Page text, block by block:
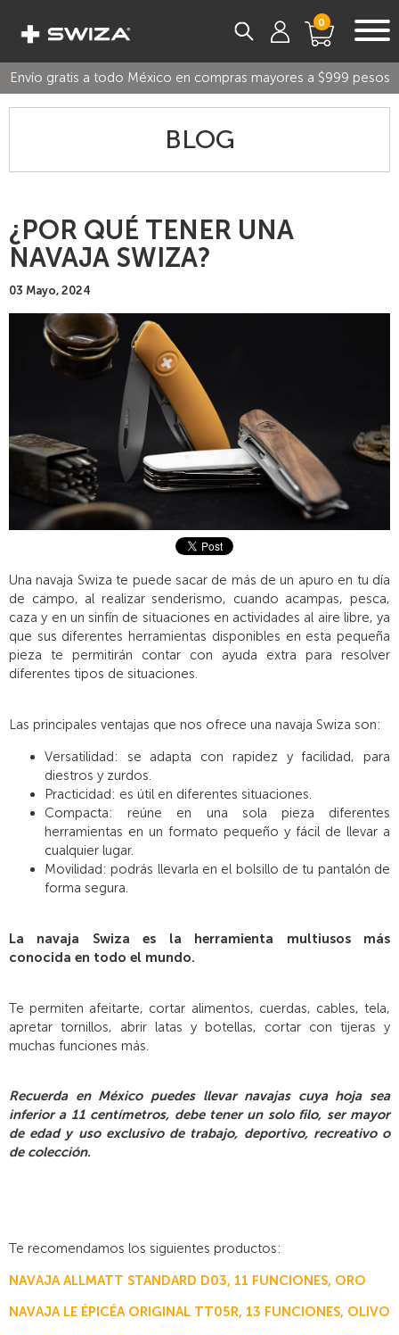
0
Envío gratis a todo México en compras mayores a $999 pesos
BLOG
¿POR QUÉ TENER UNA
NAVAJA SWIZA?
03 Mayo, 2024
Una navaja Swiza te puede sacar de más de un apuro en tu día
de campo, al realizar senderismo, cuando acampas, pesca,
caza y en un sinfín de situaciones en actividades al aire libre, ya
que sus diferentes herramientas disponibles en esta pequeña
pieza te permitirán contar con ayuda extra para resolver
diferentes tipos de situaciones.
Las principales ventajas que nos ofrece una navaja Swiza son:
Versatilidad: se adapta con rapidez y facilidad, para
diestros y zurdos.
Practicidad: es útil en diferentes situaciones.
Compacta: reúne en una sola pieza diferentes
herramientas en un formato pequeño y fácil de llevar a
cualquier lugar.
Movilidad: podrás llevarla en el bolsillo de tu pantalón de
forma segura.
La navaja Swiza es la herramienta multiusos más
conocida en todo el mundo.
Te permiten afeitarte, cortar alimentos, cuerdas, cables, tela,
apretar tornillos, abrir latas y botellas, cortar con tijeras y
muchas funciones más.
Recuerda en México puedes llevar navajas cuya hoja sea
inferior a 11 centímetros, debe tener un solo filo, ser mayor
de edad y uso exclusivo de trabajo, deportivo, recreativo o
de colección.
Te recomendamos los siguientes productos:
NAVAJA ALLMATT STANDARD D03, 11 FUNCIONES, ORO
NAVAJA LE ÉPICÉA ORIGINAL TT05R, 13 FUNCIONES, OLIVO